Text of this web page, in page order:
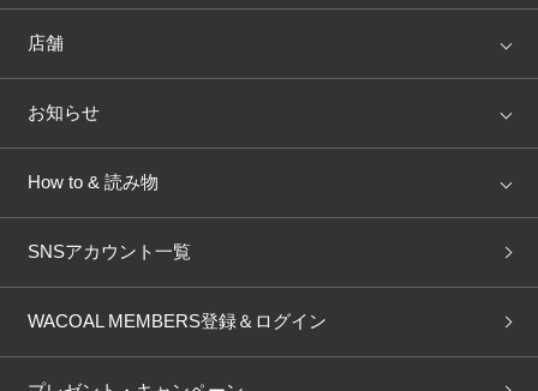
トピックス
WACOAL
AMPHI une nana cool
OUR WACOAL
WACOAL Remamma Mens Innerwear
店舗
店舗を探す
ブラ無料診断
3Dボディスキャン
お知らせ
新着情報
商品回収
How to & 読み物
下着の基礎知識
ブラパン ワコールスタイル
SNSアカウント一覧
WACOAL MEMBERS登録＆ログイン